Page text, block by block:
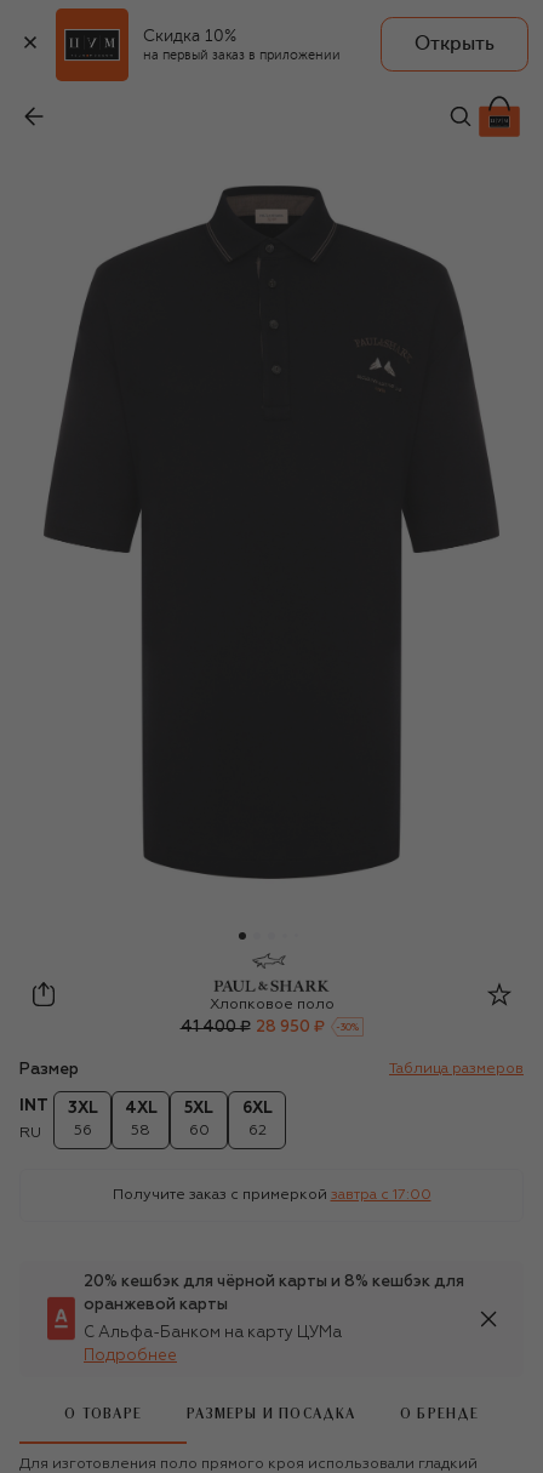
Скидка 10%
на первый заказ в приложении
Открыть
28 950 ₽
Paul&Shark
Хлопковое поло
41 400 ₽ 28 950 ₽ -30%
Размер Таблица размеров
INT
RU
3XL
56
4XL
58
5XL
60
6XL
62
Получите заказ с примеркой завтра c 17:00
20% кешбэк для чёрной карты и 8% кешбэк для
оранжевой карты
С Альфа-Банком на карту ЦУМа
Подробнее
О ТОВАРЕ РАЗМЕРЫ И ПОСАДКА О БРЕНДЕ
Для изготовления поло прямого кроя использовали гладкий